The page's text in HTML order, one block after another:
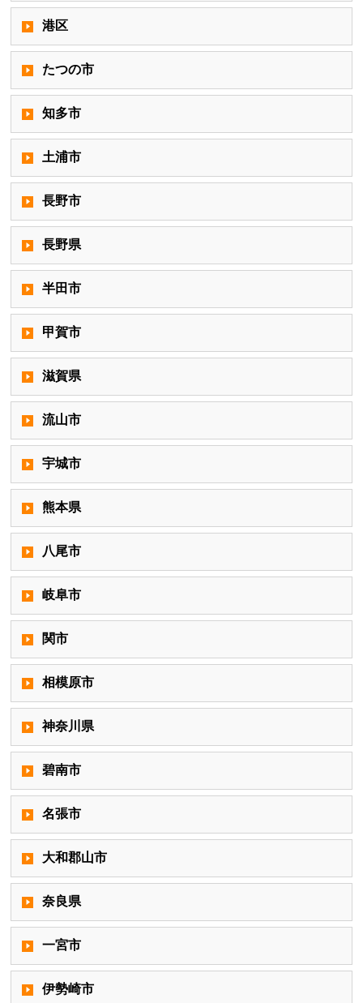
港区
たつの市
知多市
土浦市
長野市
長野県
半田市
甲賀市
滋賀県
流山市
宇城市
熊本県
八尾市
岐阜市
関市
相模原市
神奈川県
碧南市
名張市
大和郡山市
奈良県
一宮市
伊勢崎市